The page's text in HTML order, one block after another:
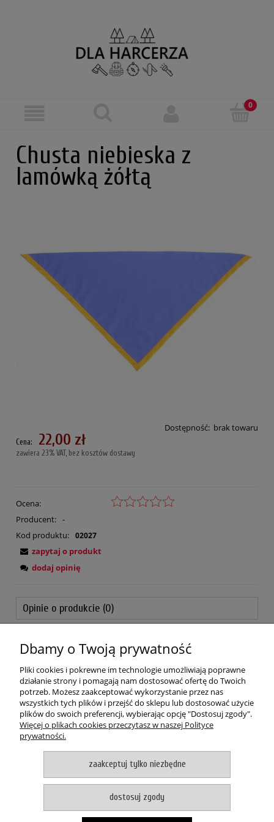
Chusta niebieska z
lamówką żółtą
Dostępność: brak towaru
Cena: 22,00 zł
zawiera 23% VAT, bez kosztów dostawy
Ocena:
Producent: -
Kod produktu:
02027
zapytaj o produkt
dodaj opinię
Opinie o produkcie (0)
POMOC
MOJE KONTO
PŁATNOŚCI I DOSTAWA
pokaż pełną wersję strony
Witaj, nasz sklep internetowy wykorzystuje pliki cookies.
akceptuje i zamykam okno
Dbamy o Twoją prywatność
Pliki cookies i pokrewne im technologie umożliwiają poprawne
działanie strony i pomagają nam dostosować ofertę do Twoich
potrzeb. Możesz zaakceptować wykorzystanie przez nas
wszystkich tych plików i przejść do sklepu lub dostosować użycie
plików do swoich preferencji, wybierając opcję "Dostosuj zgody".
Więcej o plikach cookies przeczytasz w naszej Polityce
prywatności.
zaakceptuj tylko niezbędne
dostosuj zgody